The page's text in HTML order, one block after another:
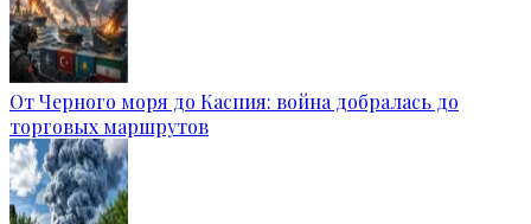
От Черного моря до Каспия: война добралась до
торговых маршрутов